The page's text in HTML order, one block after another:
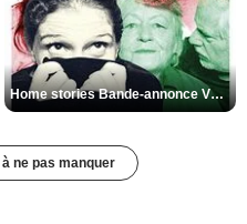
Home stories Bande-annonce VO STFR
ne pas manquer